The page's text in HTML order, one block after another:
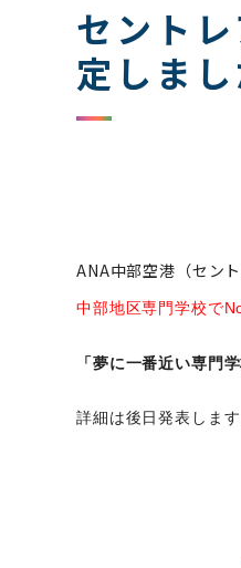
セント
定しまし
ANA中部空港（セン
中部地区専門学校で
「夢に一番近い専門学
詳細は後日発表します